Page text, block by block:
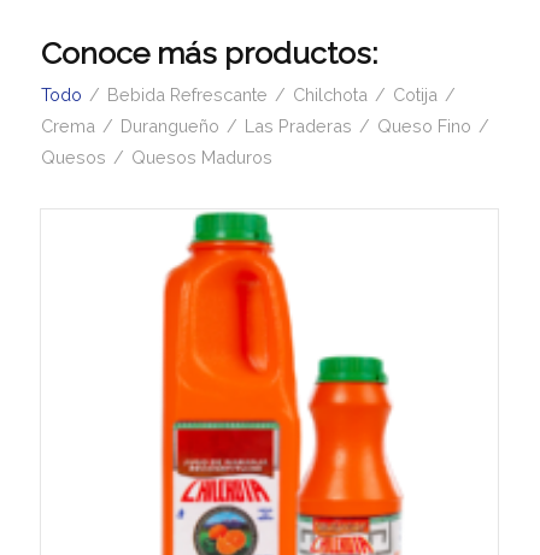
Conoce más productos:
Todo / Bebida Refrescante / Chilchota / Cotija /
Crema / Durangueño / Las Praderas / Queso Fino /
Quesos / Quesos Maduros